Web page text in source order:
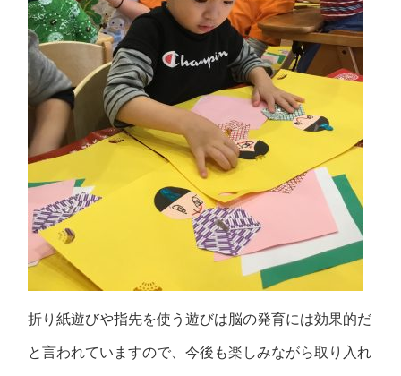
折り紙遊びや指先を使う遊びは脳の発育には効果的だ
と言われていますので、今後も楽しみながら取り入れ